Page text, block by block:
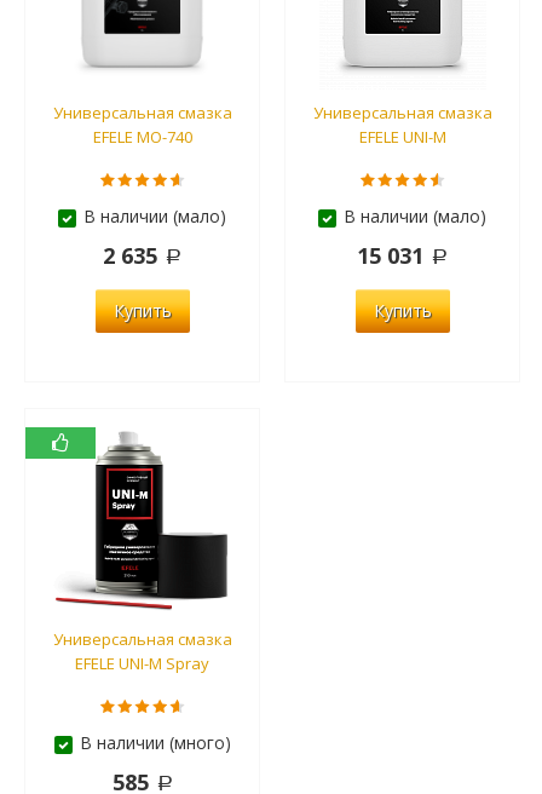
Универсальная смазка
EFELE MO-740
В наличии (мало)
2 635
Купить
Универсальная смазка
EFELE UNI-M
В наличии (мало)
15 031
Купить
Универсальная смазка
EFELE UNI-M Spray
В наличии (много)
585